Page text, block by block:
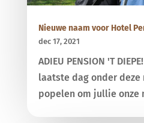
Nieuwe naam voor Hotel
dec 17, 2021
ADIEU PENSION 'T
laatste dag onder deze
popelen om jullie onze